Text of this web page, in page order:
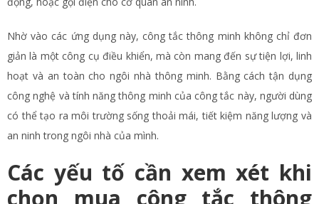
Nhờ vào các ứng dụng này, công tắc thông minh không chỉ đơn
giản là một công cụ điều khiển, mà còn mang đến sự tiện lợi, linh
hoạt và an toàn cho ngôi nhà thông minh. Bằng cách tận dụng
công nghệ và tính năng thông minh của công tắc này, người dùng
có thể tạo ra môi trường sống thoải mái, tiết kiệm năng lượng và
an ninh trong ngôi nhà của mình.
Các yếu tố cần xem xét khi
chọn mua công tắc thông